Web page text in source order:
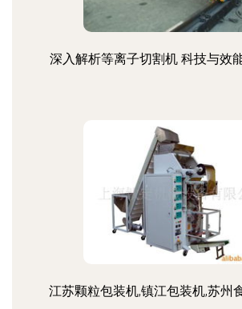
深入解析等离子切割机 科技与效
江苏颗粒包装机,镇江包装机,苏州